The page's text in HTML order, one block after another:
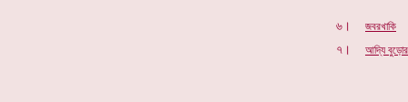
৬। জবরখাকি
৭। আদ্যি বুড়োর